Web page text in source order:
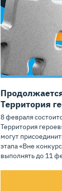
Территория
8 февраля
Территория
могут
этапа «Вне
выполнять до 11